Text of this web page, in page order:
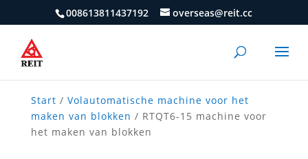
008613811437192 overseas@reit.cc
Start / Volautomatische machine voor het
maken van blokken / RTQT6-15 machine voor
het maken van blokken